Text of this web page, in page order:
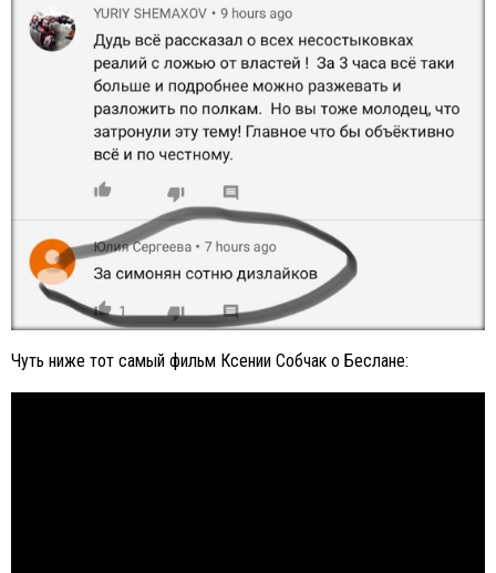
Чуть ниже тот самый фильм Ксении Собчак о Беслане: